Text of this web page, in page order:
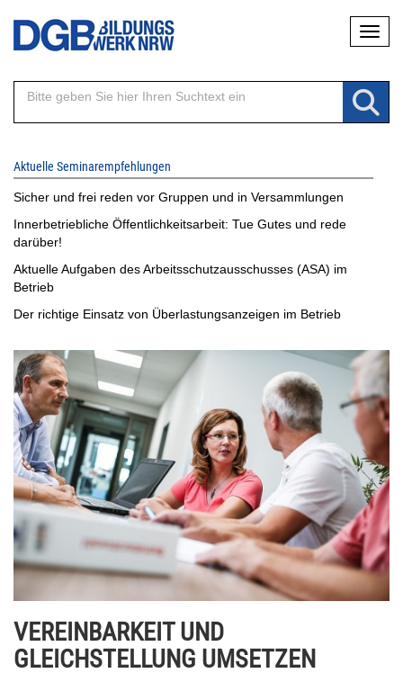
Direkt
Inhalt
Aktuelle Seminarempfehlungen
Sicher und frei reden vor Gruppen und in Versammlungen
Innerbetriebliche Öffentlichkeitsarbeit: Tue Gutes und rede
darüber!
Aktuelle Aufgaben des Arbeitsschutzausschusses (ASA) im
Betrieb
Der richtige Einsatz von Überlastungsanzeigen im Betrieb
VEREINBARKEIT UND
GLEICHSTELLUNG UMSETZEN